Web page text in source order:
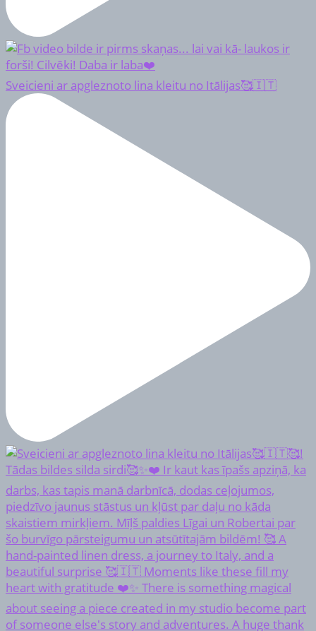
Sveicieni ar apgleznoto lina kleitu no Itālijas🥰🇮🇹